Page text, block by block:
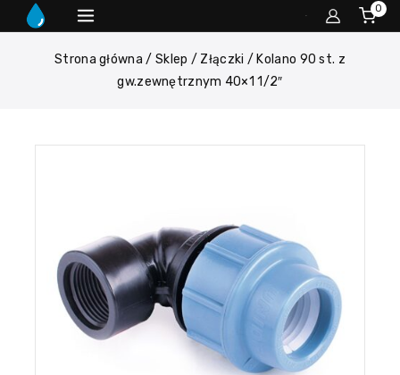
0
Strona główna / Sklep / Złączki / Kolano 90 st. z
gw.zewnętrznym 40×1 1/2″